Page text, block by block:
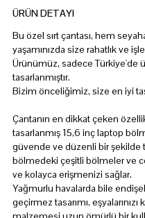
ÜRÜN DETAYI
Bu özel sırt çantası, hem
yaşamınızda size rahatlık ve
Ürünümüz, sadece Türkiye'de
tasarlanmıştır.
Bizim önceliğimiz, size en iyi
Çantanın en dikkat çeken
tasarlanmış 15,6 inç laptop
güvende ve düzenli bir şekilde
bölmedeki çeşitli bölmeler ve
ve kolayca erişmenizi sağlar.
Yağmurlu havalarda bile
geçirmez tasarımı,